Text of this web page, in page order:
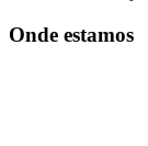
Onde estamos